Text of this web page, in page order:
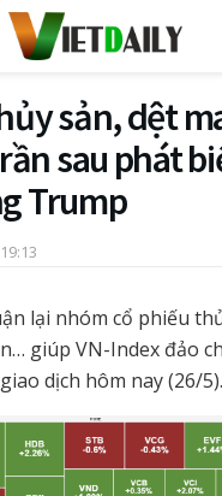
sản, dệt
sau phát
Trump
lại nhóm cổ phiếu
giúp VN-Index đảo
dịch hôm nay (26/5).